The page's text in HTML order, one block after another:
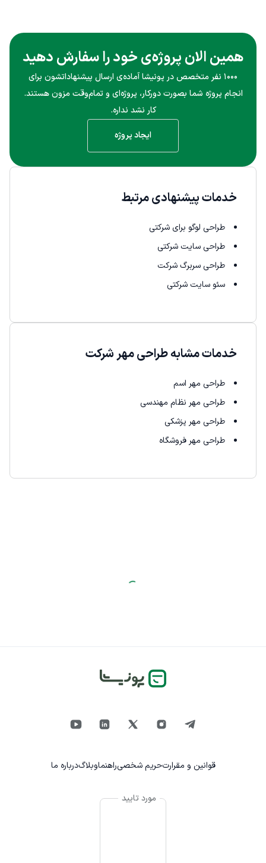
همین الان پروژه‌ی خود را سفارش دهید
۱۰۰۰ نفر متخصص در پونیشا آماده‌ی ارسال پیشنهاداتشون برای
انجام پروژه شما بصورت دورکار، پروژه‌ای و تمام‌وقت مزون هستند.
کار نشد نداره.
ایجاد پروژه
خدمات مشابه طراحی مهر شرکت
طراحی مهر اسم
طراحی مهر نظام مهندسی
طراحی مهر پزشکی
طراحی مهر فروشگاه
خدمات پیشنهادی مرتبط
طراحی لوگو برای شرکتی
طراحی سایت شرکتی
طراحی سربرگ شرکت
سئو سایت شرکتی
قوانین و مقرارتحریم شخصیراهنماوبلاگدرباره ما
مورد تایید